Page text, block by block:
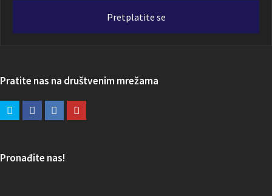
Pretplatite se
Pratite nas na društvenim mrežama
Pronađite nas!